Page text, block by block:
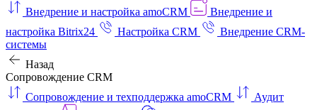
Внедрение и настройка amoCRM
Внедрение и
настройка Bitrix24
Настройка CRM
Внедрение CRM-
системы
Назад
Сопровождение CRM
Сопровождение и техподдержка amoCRM
Аудит